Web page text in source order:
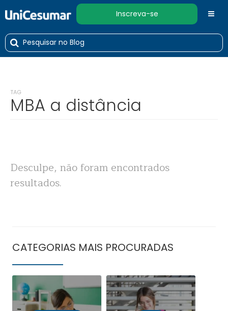
Inscreva-se
TAG
MBA a distância
Desculpe, não foram encontrados
resultados.
CATEGORIAS MAIS PROCURADAS